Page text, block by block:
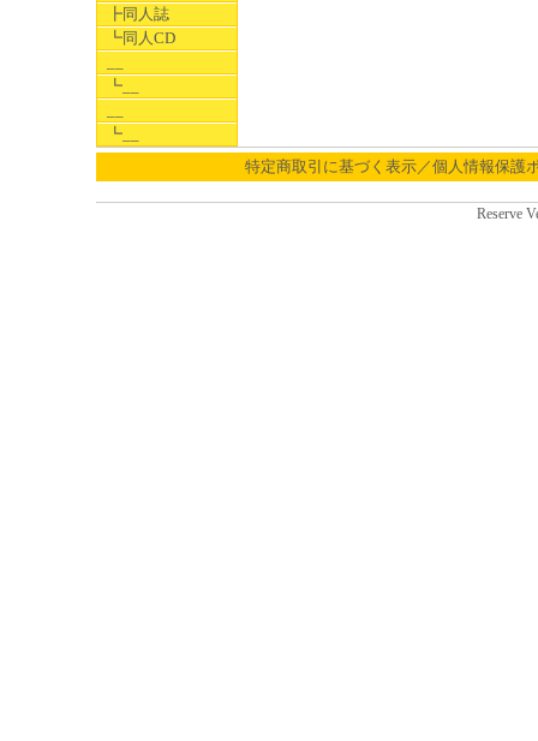
┣同人誌
┗同人CD
┗__
┗__
特定商取引に基づく表示／個人情報保護
Reserve